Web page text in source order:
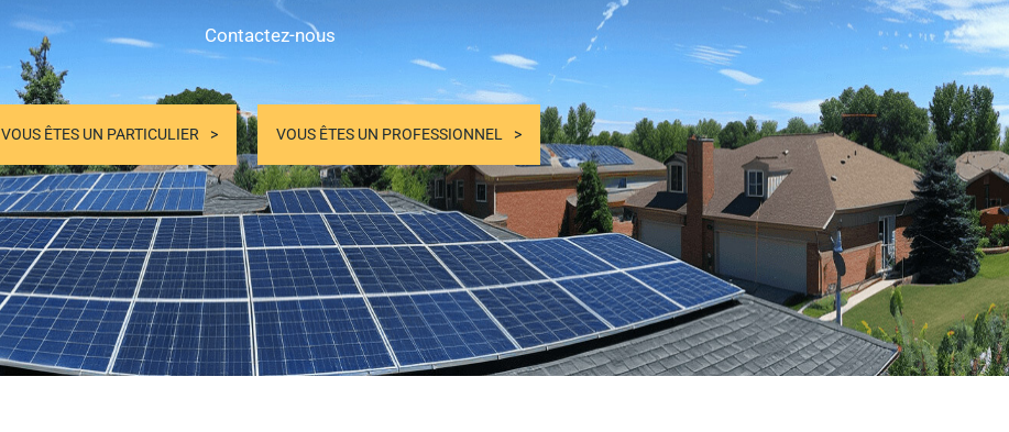
Contactez-nous
VOUS ÊTES UN PARTICULIER VOUS ÊTES UN PROFESSIONNEL